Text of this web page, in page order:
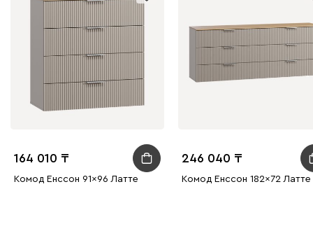
164 010
Комод Енссон 91x96 Латте
246 040
Комод Енссон 182x72 Латте